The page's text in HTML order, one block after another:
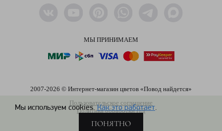
Мы используем cookies.Как это работает.
ПОНЯТНО
МЫ ПРИНИМАЕМ
2007-2026 © Интернет-магазин цветов «Повод найдется»
Пользовательское соглашение
Политика обработки ПД